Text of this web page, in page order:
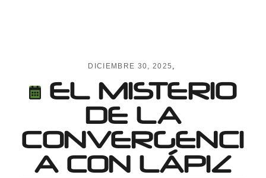
DICIEMBRE 30, 2025
EL MISTERIO
DE LA
CONVERGENCI
A CON LÁPIZ